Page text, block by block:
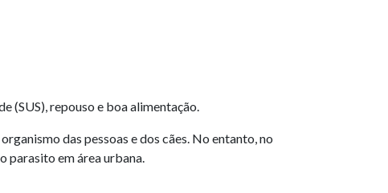
(SUS), repouso e boa alimentação.
das pessoas e dos cães. No entanto, no
parasito em área urbana.